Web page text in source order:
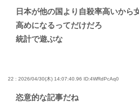
日本が他の国より自殺率高いから
高めになるってだけだろ
統計で遊ぶな
22 : 2026/04/30(木) 14:07:40.96 ID:4WRdPcAq0
恣意的な記事だね